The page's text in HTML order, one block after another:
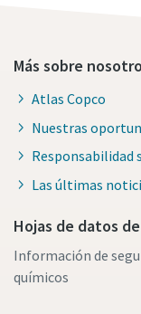
Más sobre
Atlas Copco
Nuestras
Responsabilidad
Las últimas
Hojas de datos
Información de
químicos